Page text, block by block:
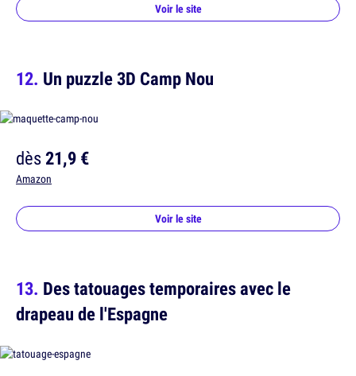
Voir le site
Un puzzle 3D Camp Nou
dès21,9 €
Amazon
Voir le site
Des tatouages temporaires avec le
drapeau de l'Espagne